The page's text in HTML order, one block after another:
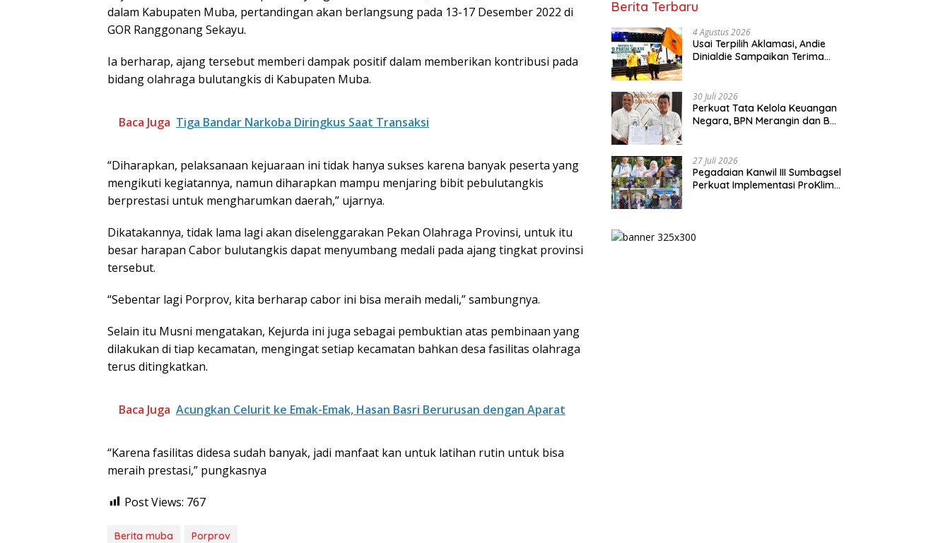
dalam Kabupaten Muba, pertandingan akan berlangsung pada 13-17 Desember 2022 di
GOR Ranggonang Sekayu.
Ia berharap, ajang tersebut memberi dampak positif dalam memberikan kontribusi pada
bidang olahraga bulutangkis di Kabupaten Muba.
Baca Juga Tiga Bandar Narkoba Diringkus Saat Transaksi
“Diharapkan, pelaksanaan kejuaraan ini tidak hanya sukses karena banyak peserta yang
mengikuti kegiatannya, namun diharapkan mampu menjaring bibit pebulutangkis
berprestasi untuk mengharumkan daerah,” ujarnya.
Dikatakannya, tidak lama lagi akan diselenggarakan Pekan Olahraga Provinsi, untuk itu
besar harapan Cabor bulutangkis dapat menyumbang medali pada ajang tingkat provinsi
tersebut.
“Sebentar lagi Porprov, kita berharap cabor ini bisa meraih medali,” sambungnya.
Selain itu Musni mengatakan, Kejurda ini juga sebagai pembuktian atas pembinaan yang
dilakukan di tiap kecamatan, mengingat setiap kecamatan bahkan desa fasilitas olahraga
terus ditingkatkan.
Baca Juga Acungkan Celurit ke Emak-Emak, Hasan Basri Berurusan dengan Aparat
“Karena fasilitas didesa sudah banyak, jadi manfaat kan untuk latihan rutin untuk bisa
meraih prestasi,” pungkasnya
Post Views: 767
Berita muba Porprov
Berita Terbaru
4 Agustus 2026
Usai Terpilih Aklamasi, Andie
Dinialdie Sampaikan Terima
30 Juli 2026
Perkuat Tata Kelola Keuangan
Negara, BPN Merangin dan BRI
27 Juli 2026
Pegadaian Kanwil III Sumbagsel
Perkuat Implementasi ProKlim